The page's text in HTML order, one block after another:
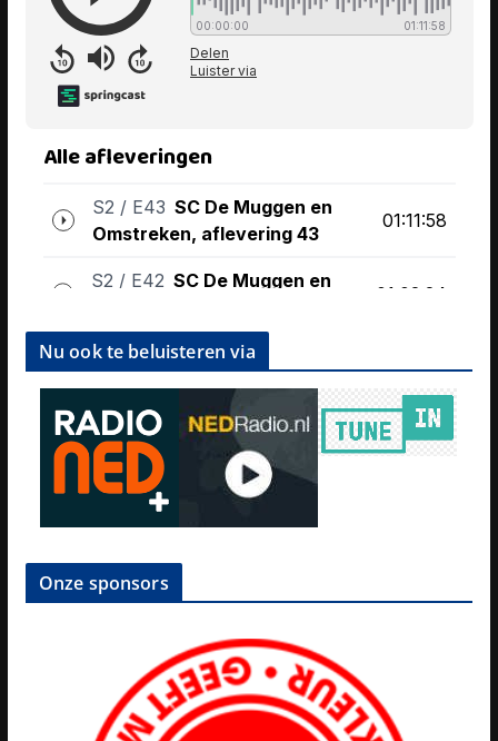
Nu ook te beluisteren via
Onze sponsors